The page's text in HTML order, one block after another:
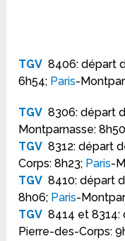
TGV 8406: départ
6h54; Paris-
TGV 8306: départ
Montparnasse: 8h50
TGV 8312: départ
Corps: 8h23; Paris-
TGV 8410: départ
8h06; Paris-
TGV 8414 et 8314:
Pierre-des-Corps: